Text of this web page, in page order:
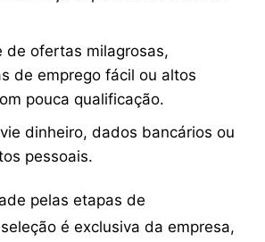
de ofertas milagrosas,
de emprego fácil ou altos
pouca qualificação.
dinheiro, dados bancários ou
pessoais.
pelas etapas de
é exclusiva da empresa,